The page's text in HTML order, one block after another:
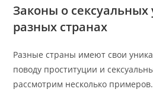
Законы о сексуальных
разных странах
Разные страны имеют свои
поводу проституции и
рассмотрим несколько примеров.